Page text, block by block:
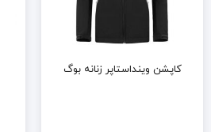
کاپشن وینداستاپر زنانه بوگ